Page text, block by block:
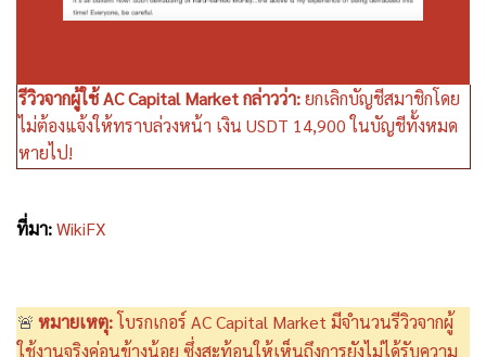
รีวิวจากผู้ใช้ AC Capital Market กล่าวว่า:ยกเลิกบัญชีสมาชิกโดย
ไม่ต้องแจ้งให้ทราบล่วงหน้า เงิน USDT 14,900 ในบัญชีทั้งหมด
หายไป!
ที่มา:WikiFX
🚨 หมายเหตุ: โบรกเกอร์ AC Capital Market มีจำนวนรีวิวจากผู้
ใช้งานจริงค่อนข้างน้อย ซึ่งสะท้อนให้เห็นถึงการยังไม่ได้รับความ